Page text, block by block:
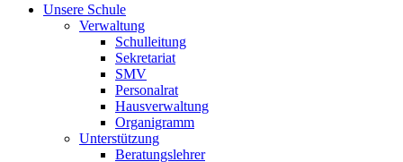
Unsere Schule
Verwaltung
Schulleitung
Sekretariat
SMV
Personalrat
Hausverwaltung
Organigramm
Unterstützung
Beratungslehrer